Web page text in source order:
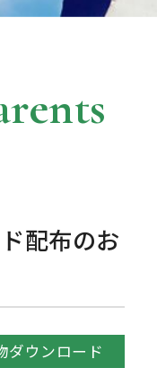
配布のお
ダウンロード